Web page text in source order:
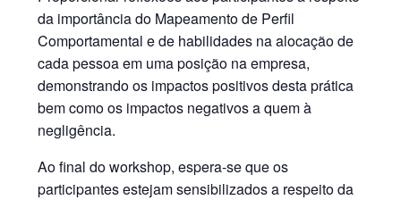
da importância do Mapeamento de Perfil
Comportamental e de habilidades na alocação de
cada pessoa em uma posição na empresa,
demonstrando os impactos positivos desta prática
bem como os impactos negativos a quem à
negligência.
Ao final do workshop, espera-se que os
participantes estejam sensibilizados a respeito da